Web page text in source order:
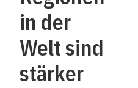
in der
Welt sind
stärker